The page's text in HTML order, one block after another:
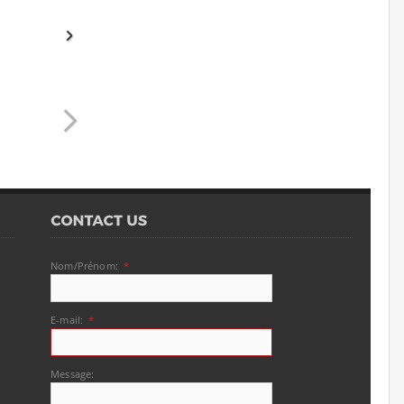
Nom/Prénom: *
E-mail: *
Message: